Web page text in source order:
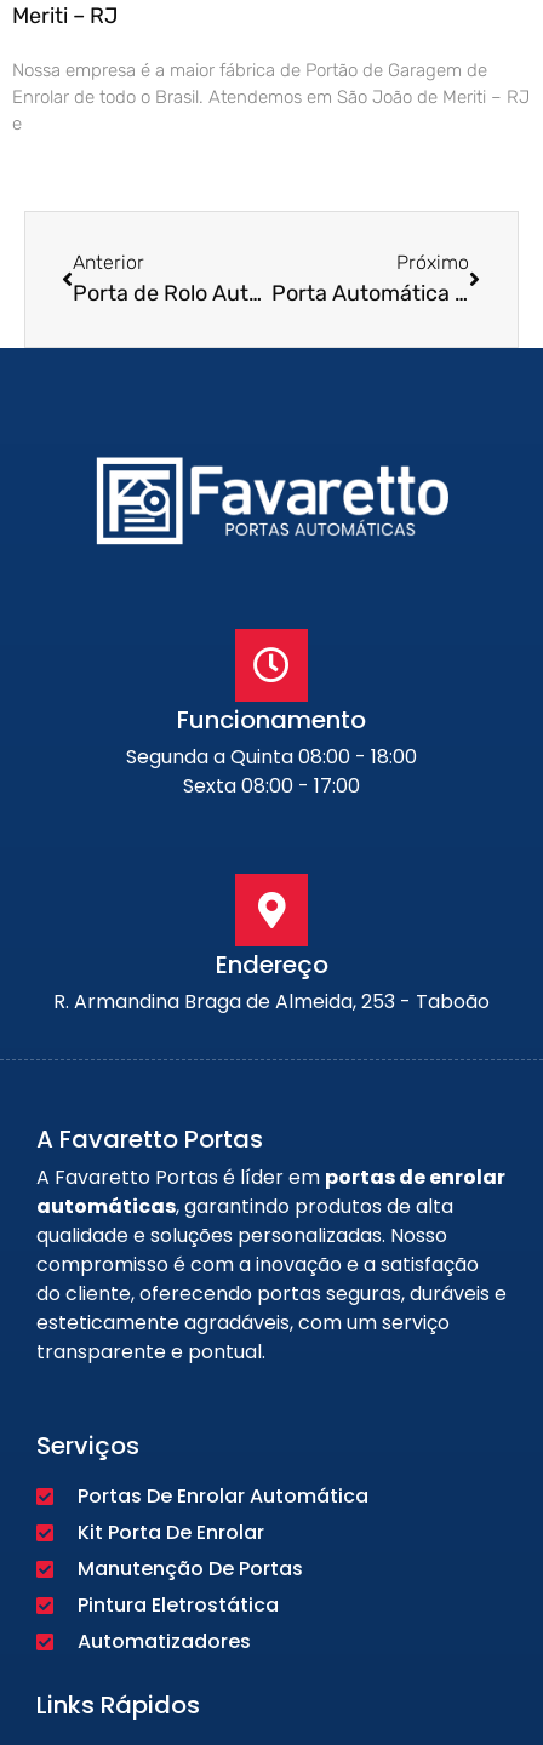
Meriti – RJ
Nossa empresa é a maior fábrica de Portão de Garagem de
Enrolar de todo o Brasil. Atendemos em São João de Meriti – RJ
e
Anterior
Porta de Rolo Automática em Recife – PE
Próximo
Porta Automática de Enrolar em Hortolândia – SP
Funcionamento
Segunda a Quinta 08:00 - 18:00
Sexta 08:00 - 17:00
Endereço
R. Armandina Braga de Almeida, 253 - Taboão
A Favaretto Portas
A Favaretto Portas é líder em portas de enrolar
automáticas, garantindo produtos de alta
qualidade e soluções personalizadas. Nosso
compromisso é com a inovação e a satisfação
do cliente, oferecendo portas seguras, duráveis e
esteticamente agradáveis, com um serviço
transparente e pontual.
Serviços
Portas De Enrolar Automática
Kit Porta De Enrolar
Manutenção De Portas
Pintura Eletrostática
Automatizadores
Links Rápidos